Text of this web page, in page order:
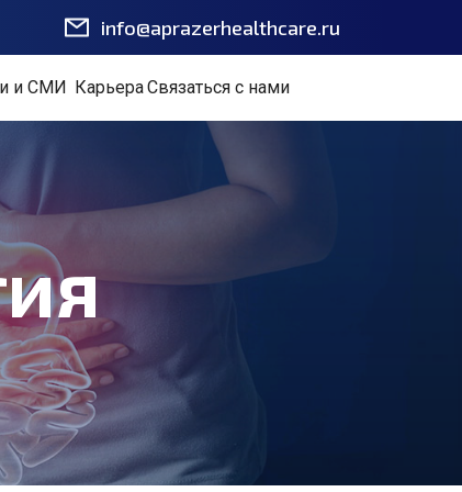
и СМИ КарьераСвязаться с нами
info@aprazerhealthcare.ru